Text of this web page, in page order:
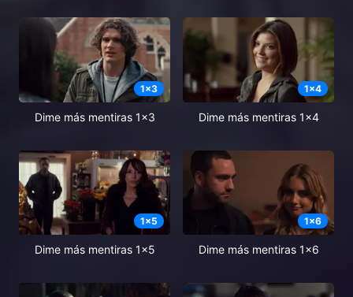
1x3
Dime más mentiras 1x3
1x4
Dime más mentiras 1x4
1x5
Dime más mentiras 1x5
1x6
Dime más mentiras 1x6